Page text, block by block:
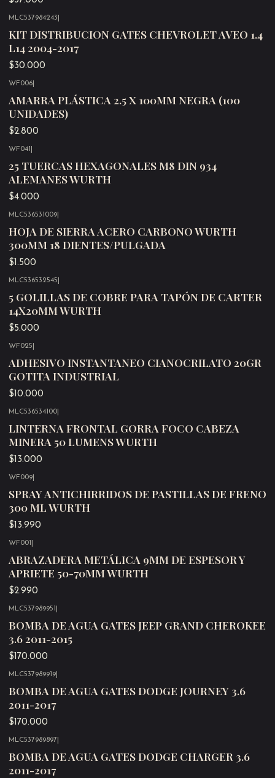
MLC537984243
KIT DISTRIBUCION GATES CHEVROLET AVEO 1.4
L14 2004-2017
$30.000
WF006|
AMARRA PLÁSTICA 2.5 X 100MM NEGRA (100
UNIDADES)
$2.800
WF041
25 TUERCAS HEXAGONALES M8 DIN 934
ALEMANES WURTH
$4.000
MLC536531009|
HOJA DE SIERRA ACERO CARBONO WURTH
300MM 18 DIENTES/PULGADA
$1.500
MLC536532545
5 GOLILLAS DE COBRE PARA TAPÓN DE CARTER
14X20MM WURTH
$5.000
WF025
ADHESIVO INSTANTANEO CIANOCRILATO 20GR
GOTITA INDUSTRIAL
$10.000
MLC536534100|
LINTERNA FRONTAL GORRA FOCO CABEZA
MINERA 50 LUMENS WURTH
$13.000
WF009|
SPRAY ANTICHIRRIDOS DE PASTILLAS DE FRENO
300 ML WURTH
$13.990
WF001
ABRAZADERA METÁLICA 9MM DE ESPESOR Y
APRIETE 50-70MM WURTH
$2.990
MLC537989951
BOMBA DE AGUA GATES JEEP GRAND CHEROKEE
3.6 2011-2015
$170.000
MLC537989919|
BOMBA DE AGUA GATES DODGE JOURNEY 3.6
2011-2017
$170.000
MLC537989897
BOMBA DE AGUA GATES DODGE CHARGER 3.6
2011-2017